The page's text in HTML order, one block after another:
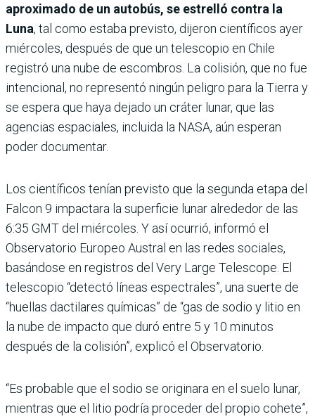
aproximado de un autobús, se estrelló contra la
Luna, tal como estaba previsto, dijeron científicos ayer
miércoles, después de que un telescopio en Chile
registró una nube de escombros. La colisión, que no fue
intencional, no representó ningún peligro para la Tierra y
se espera que haya dejado un cráter lunar, que las
agencias espaciales, incluida la NASA, aún esperan
poder documentar.
Los científicos tenían previsto que la segunda etapa del
Falcon 9 impactara la superficie lunar alrededor de las
6:35 GMT del miércoles. Y así ocurrió, informó el
Observatorio Europeo Austral en las redes sociales,
basándose en registros del Very Large Telescope. El
telescopio “detectó líneas espectrales”, una suerte de
“huellas dactilares químicas” de “gas de sodio y litio en
la nube de impacto que duró entre 5 y 10 minutos
después de la colisión”, explicó el Observatorio.
“Es probable que el sodio se originara en el suelo lunar,
mientras que el litio podría proceder del propio cohete”,